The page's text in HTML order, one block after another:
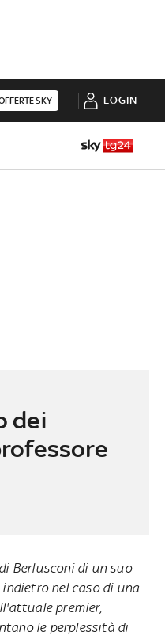
SKY LOGIN
dei
Berlusconi di un suo
nel caso di una
premier,
le perplessità di